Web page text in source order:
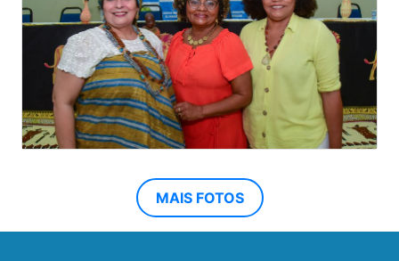
MAIS FOTOS